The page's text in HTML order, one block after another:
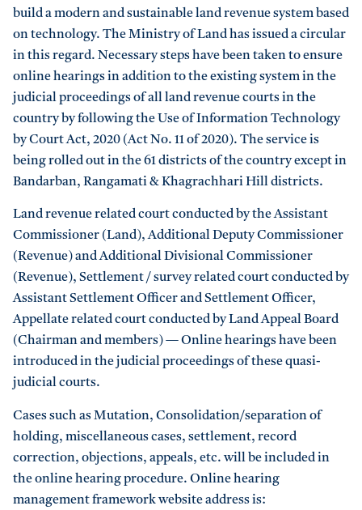
build a modern and sustainable land revenue system based
on technology. The Ministry of Land has issued a circular
in this regard. Necessary steps have been taken to ensure
online hearings in addition to the existing system in the
judicial proceedings of all land revenue courts in the
country by following the Use of Information Technology
by Court Act, 2020 (Act No. 11 of 2020). The service is
being rolled out in the 61 districts of the country except in
Bandarban, Rangamati & Khagrachhari Hill districts.
Land revenue related court conducted by the Assistant
Commissioner (Land), Additional Deputy Commissioner
(Revenue) and Additional Divisional Commissioner
(Revenue), Settlement / survey related court conducted by
Assistant Settlement Officer and Settlement Officer,
Appellate related court conducted by Land Appeal Board
(Chairman and members) — Online hearings have been
introduced in the judicial proceedings of these quasi-
judicial courts.
Cases such as Mutation, Consolidation/separation of
holding, miscellaneous cases, settlement, record
correction, objections, appeals, etc. will be included in
the online hearing procedure. Online hearing
management framework website address is: